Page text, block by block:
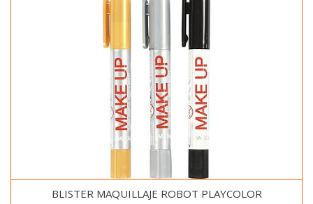
BLISTER MAQUILLAJE ROBOT PLAYCOLOR